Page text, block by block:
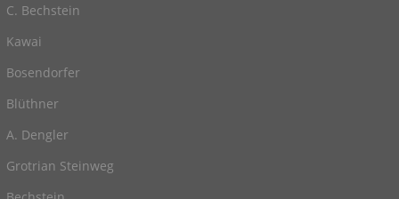
C. Bechstein
Kawai
Bosendorfer
Blüthner
A. Dengler
Grotrian Steinweg